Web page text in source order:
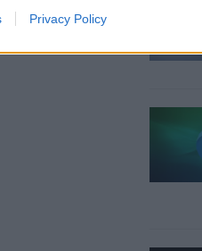
Privacy Policy